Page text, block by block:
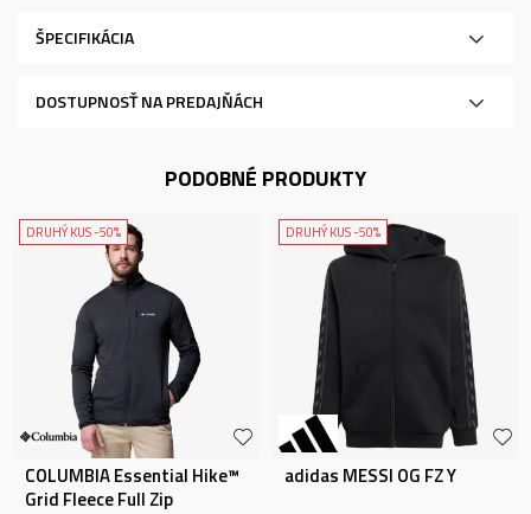
ŠPECIFIKÁCIA
DOSTUPNOSŤ NA PREDAJŇÁCH
PODOBNÉ PRODUKTY
DRUHÝ KUS -50%
COLUMBIA Essential Hike™
Grid Fleece Full Zip
DRUHÝ KUS -50%
adidas MESSI OG FZ Y